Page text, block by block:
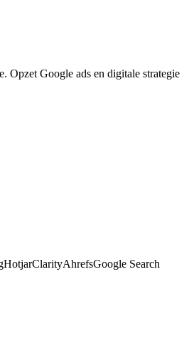
Opzet Google ads en digitale strategie
HotjarClarityAhrefsGoogle Search